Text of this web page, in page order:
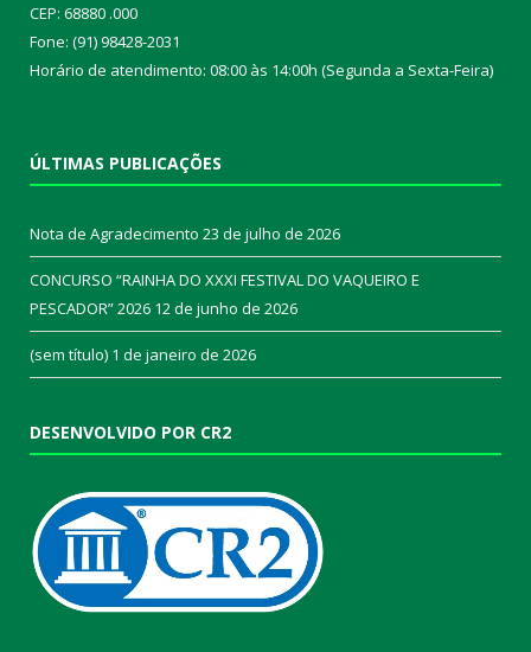
CEP: 68880 .000
Fone: (91) 98428-2031
Horário de atendimento: 08:00 às 14:00h (Segunda a Sexta-Feira)
ÚLTIMAS PUBLICAÇÕES
Nota de Agradecimento 23 de julho de 2026
CONCURSO “RAINHA DO XXXI FESTIVAL DO VAQUEIRO E
PESCADOR” 2026 12 de junho de 2026
(sem título) 1 de janeiro de 2026
DESENVOLVIDO POR CR2